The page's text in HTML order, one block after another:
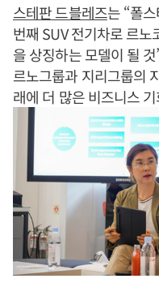
스테판 드블레즈는 “폴
번째 SUV 전기차로 르
을 상징하는 모델이 될
르노그룹과 지리그룹의
래에 더 많은 비즈니스